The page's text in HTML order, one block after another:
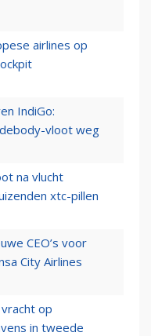
airlines op
IndiGo:
vloot weg
na vlucht
xtc-pillen
CEO’s voor
City Airlines
op
in tweede